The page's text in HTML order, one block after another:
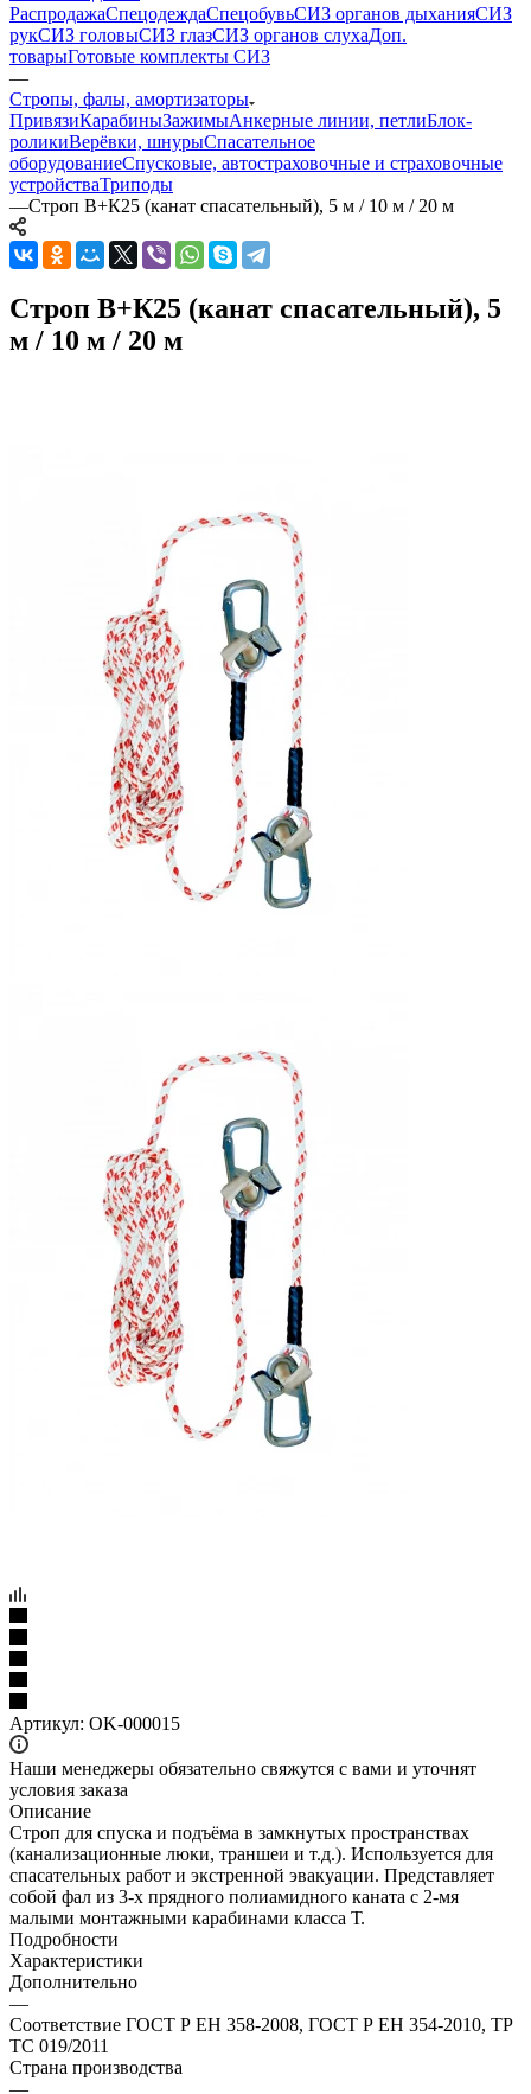
РаспродажаСпецодеждаСпецобувьСИЗ органов дыханияСИЗ
рукСИЗ головыСИЗ глазСИЗ органов слухаДоп.
товарыГотовые комплекты СИЗ
—
Стропы, фалы, амортизаторы
ПривязиКарабиныЗажимыАнкерные линии, петлиБлок-
роликиВерёвки, шнурыСпасательное
оборудованиеСпусковые, автостраховочные и страховочные
устройстваТриподы
—Строп В+К25 (канат спасательный), 5 м / 10 м / 20 м
Строп В+К25 (канат спасательный), 5
м / 10 м / 20 м
Артикул: OK-000015
Наши менеджеры обязательно свяжутся с вами и уточнят
условия заказа
Описание
Строп для спуска и подъёма в замкнутых пространствах
(канализационные люки, траншеи и т.д.). Используется для
спасательных работ и экстренной эвакуации. Представляет
собой фал из 3-х прядного полиамидного каната с 2-мя
малыми монтажными карабинами класса Т.
Подробности
Характеристики
Дополнительно
—
Соответствие ГОСТ Р ЕН 358-2008, ГОСТ Р ЕН 354-2010, ТР
ТС 019/2011
Страна производства
—